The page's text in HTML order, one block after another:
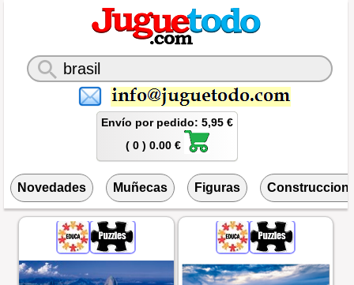
Envío por pedido: 5,95 €
( 0 ) 0.00 €
Novedades Muñecas Figuras